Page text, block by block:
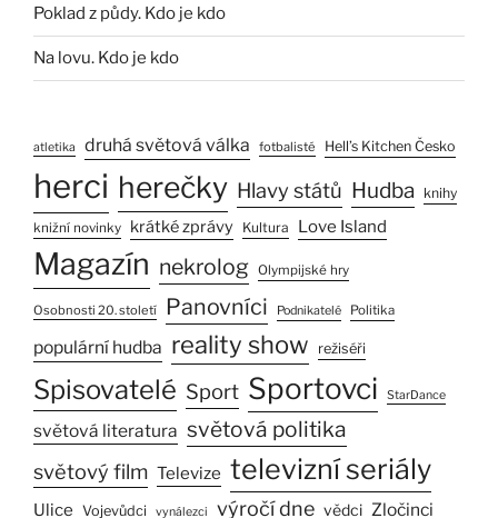
Poklad z půdy. Kdo je kdo
Na lovu. Kdo je kdo
atletika druhá světová válka fotbalisté Hell’s Kitchen Česko
herci herečky Hlavy států Hudba knihy
knižní novinky krátké zprávy Kultura Love Island
Magazín nekrolog Olympijské hry
Osobnosti 20. století Panovníci Podnikatelé Politika
populární hudba reality show režiséři
Spisovatelé Sport Sportovci StarDance
světová literatura světová politika
světový film Televize televizní seriály
Ulice Vojevůdci vynálezci výročí dne vědci Zločinci